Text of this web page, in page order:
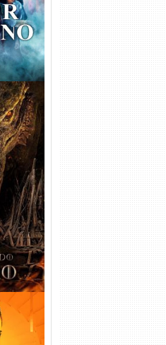
1ª
(2022)
Dual